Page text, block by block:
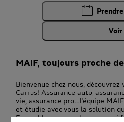
Voir
MAIF, toujours proche
Bienvenue chez nous, découvrez
Carros! Assurance auto,
vie, assurance pro…l'équipe
et étudie avec vous la solution
Ensemble, nous parlerons aussi